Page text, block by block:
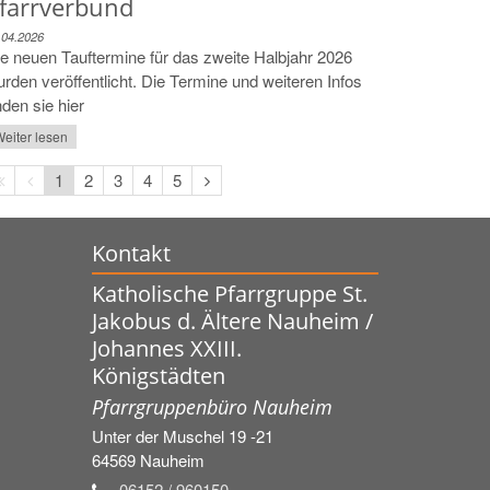
neuen Tauftermine für das zweite Halbjahr 2026
veröffentlicht. Die Termine und weiteren Infos
sie hier
lesen
Vorherige
Seite
1 2 3 4 5
Nächste
Seite
Kontakt
Katholische Pfarrgruppe St.
Jakobus d. Ältere Nauheim /
Johannes XXIII.
Königstädten
Pfarrgruppenbüro Nauheim
Unter der Muschel 19 -21
64569 Nauheim